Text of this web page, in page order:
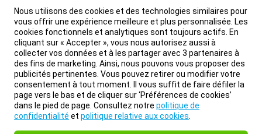
Nous utilisons des cookies et des technologies similaires pour
vous offrir une expérience meilleure et plus personnalisée. Les
cookies fonctionnels et analytiques sont toujours actifs. En
cliquant sur « Accepter », vous nous autorisez aussi à
collecter vos données et à les partager avec 3 partenaires à
des fins de marketing. Ainsi, nous pouvons vous proposer des
publicités pertinentes. Vous pouvez retirer ou modifier votre
consentement à tout moment. Il vous suffit de faire défiler la
page vers le bas et de cliquer sur ‘Préférences de cookies’
dans le pied de page. Consultez notre politique de
confidentialité et politique relative aux cookies